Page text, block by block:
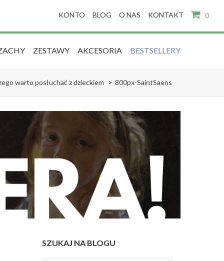
KONTO BLOG O NAS KONTAKT 0
ZESTAWY AKCESORIA BESTSELLERY
warto posłuchać z dzieckiem > 800px-SaintSaens
SZUKAJ NA BLOGU